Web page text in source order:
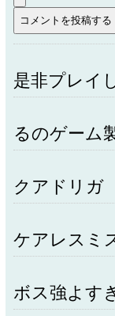
是非プレイ
るのゲーム
クアドリガ
ケアレスミ
ボス強よす